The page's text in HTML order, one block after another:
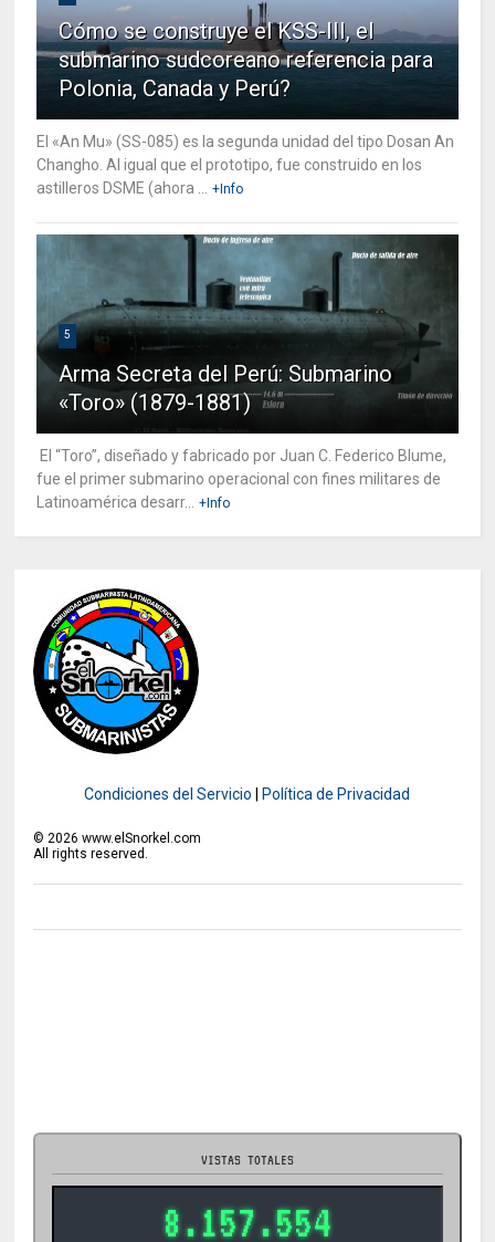
Cómo se construye el KSS-III, el
submarino sudcoreano referencia para
Polonia, Canada y Perú?
El «An Mu» (SS-085) es la segunda unidad del tipo Dosan An
Changho. Al igual que el prototipo, fue construido en los
astilleros DSME (ahora ... +Info
5
Arma Secreta del Perú: Submarino
«Toro» (1879-1881)
El “Toro”, diseñado y fabricado por Juan C. Federico Blume,
fue el primer submarino operacional con fines militares de
Latinoamérica desarr... +Info
Condiciones del Servicio Política de Privacidad
©2026 www.elSnorkel.com
All rights reserved.
VISTAS TOTALES
8.157.554